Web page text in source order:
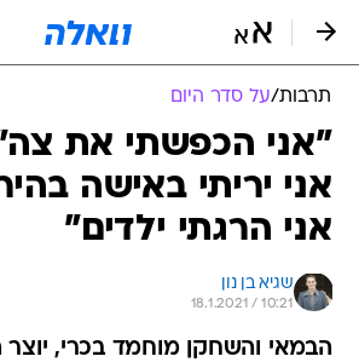
תרבות/על סדר היום
"אני הכפשתי את
אני יריתי באישה
אני הרגתי ילדים"
שגיא בן נון
18.1.2021 / 10:21
הבמאי והשחקן מוחמד בכרי, יוצר